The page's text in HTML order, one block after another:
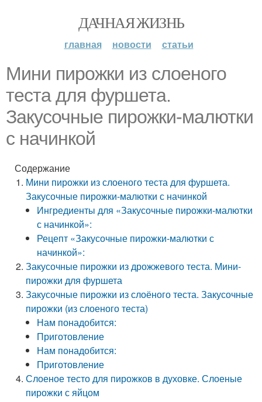
ДАЧНАЯ ЖИЗНЬ
главная новости статьи
Мини пирожки из слоеного
теста для фуршета.
Закусочные пирожки-малютки
с начинкой
Содержание
Мини пирожки из слоеного теста для фуршета.
Закусочные пирожки-малютки с начинкой
Ингредиенты для «Закусочные пирожки-малютки
с начинкой»:
Рецепт «Закусочные пирожки-малютки с
начинкой»:
Закусочные пирожки из дрожжевого теста. Мини-
пирожки для фуршета
Закусочные пирожки из слоёного теста. Закусочные
пирожки (из слоеного теста)
Нам понадобится:
Приготовление
Нам понадобится:
Приготовление
Слоеное тесто для пирожков в духовке. Слоеные
пирожки с яйцом